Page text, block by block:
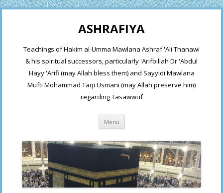
ASHRAFIYA
Teachings of Hakim al-Umma Mawlana Ashraf 'Ali Thanawi
& his spiritual successors, particularly 'Arifbillah Dr 'Abdul
Hayy 'Arifi (may Allah bless them) and Sayyidi Mawlana
Mufti Mohammad Taqi Usmani (may Allah preserve him)
regarding Tasawwuf
Menu Skip
content